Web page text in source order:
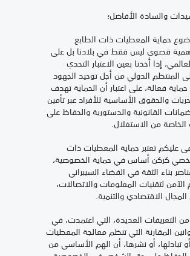
والسادة الأفاضل؛
حماية المعطيات ذات الطابع
قصوى ليس فقط في بلادنا بل على
إذا أخذنا بعين الاعتبار التحدي
المنتظم الدولي من أجل توحيد الجهود
فعالة، على اعتبار أن الحماية تهدف
والحقوق الأساسية للأفراد عبر تأمين
القانونية والدستورية والحفاظ على
الخاصة من الاستغلال.
عليكم تعتبر حماية المعطيات ذات
كركن أساس في حماية الخصوصية،
بناء الثقة في الفضاء السيبراني
الآمن لتقنيات المعلومات والاتصالات،
الاقتصادي والتنمية.
التعريفات العديدة، التي اعتمدت، في
المقارنة التي تنظم معالجة المعطيات
تبادلها، أو نشرها، أن الهم الأساسي من